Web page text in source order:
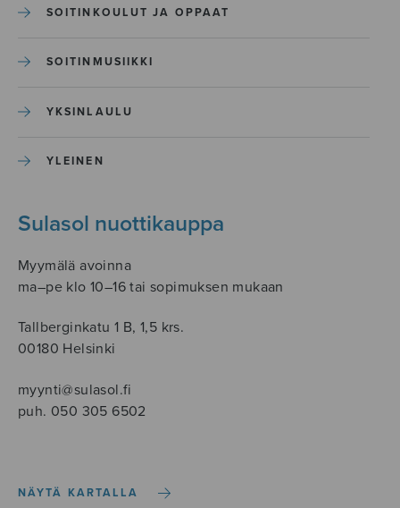
SOITINKOULUT JA OPPAAT
SOITINMUSIIKKI
YKSINLAULU
YLEINEN
Sulasol nuottikauppa
Myymälä avoinna
ma–pe klo 10–16 tai sopimuksen mukaan
Tallberginkatu 1 B, 1,5 krs.
00180 Helsinki
myynti@sulasol.fi
puh. 050 305 6502
NÄYTÄ KARTALLA